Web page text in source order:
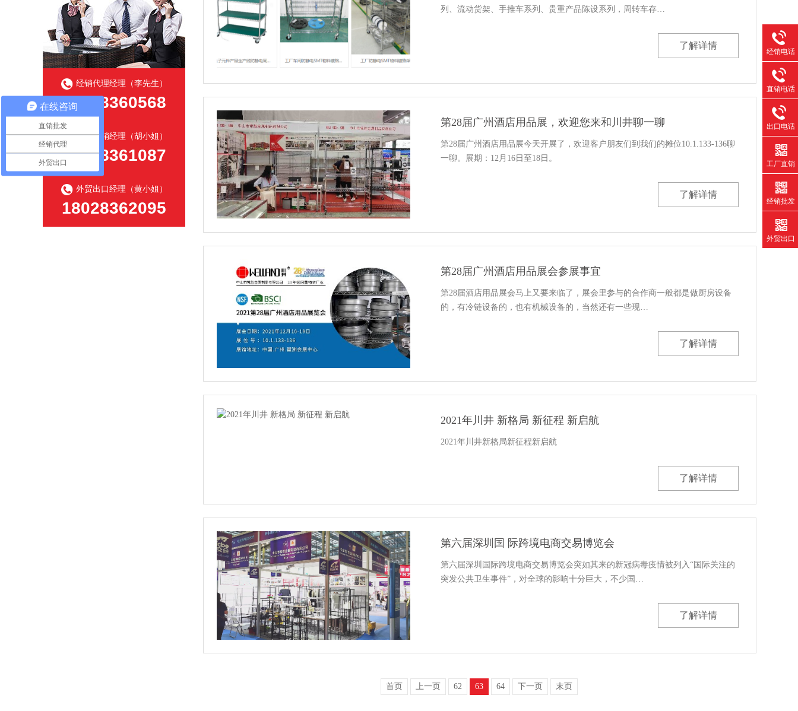
经销代理经理（李先生）
18028360568
工厂直销经理（胡小姐）
18028361087
外贸出口经理（黄小姐）
18028362095
列、流动货架、手推车系列、贵重产品陈设系列，周转车存…
了解详情
第28届广州酒店用品展，欢迎您来和川井聊一聊
第28届广州酒店用品展今天开展了，欢迎客户朋友们到我们的摊位10.1.133-136聊
一聊。展期：12月16日至18日。
了解详情
第28届广州酒店用品展会参展事宜
第28届酒店用品展会马上又要来临了，展会里参与的合作商一般都是做厨房设备
的，有冷链设备的，也有机械设备的，当然还有一些现…
了解详情
2021年川井 新格局 新征程 新启航
2021年川井新格局新征程新启航
了解详情
第六届深圳国 际跨境电商交易博览会
第六届深圳国际跨境电商交易博览会突如其来的新冠病毒疫情被列入“国际关注的
突发公共卫生事件”，对全球的影响十分巨大，不少国…
了解详情
首页 上一页 62 63 64 下一页 末页
经销电话
直销电话
出口电话
工厂直销
经销批发
外贸出口
在线咨询
直销批发
经销代理
外贸出口